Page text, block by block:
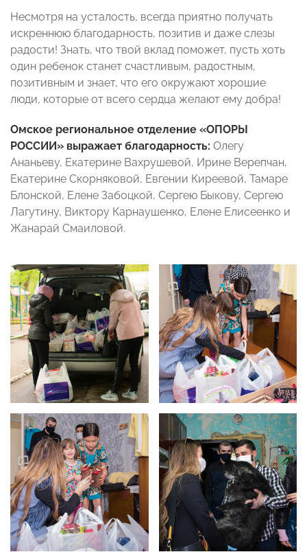
Несмотря на усталость, всегда приятно получать
искреннюю благодарность, позитив и даже слезы
радости! Знать, что твой вклад поможет, пусть хоть
один ребенок станет счастливым, радостным,
позитивным и знает, что его окружают хорошие
люди, которые от всего сердца желают ему добра!
Омское региональное отделение «ОПОРЫ
РОССИИ» выражает благодарность: Олегу
Ананьеву, Екатерине Вахрушевой, Ирине Верепчан,
Екатерине Скорняковой, Евгении Киреевой, Тамаре
Блонской, Елене Забоцкой, Сергею Быкову, Сергею
Лагутину, Виктору Карнаушенко, Елене Елисеенко и
Жанарай Смаиловой.